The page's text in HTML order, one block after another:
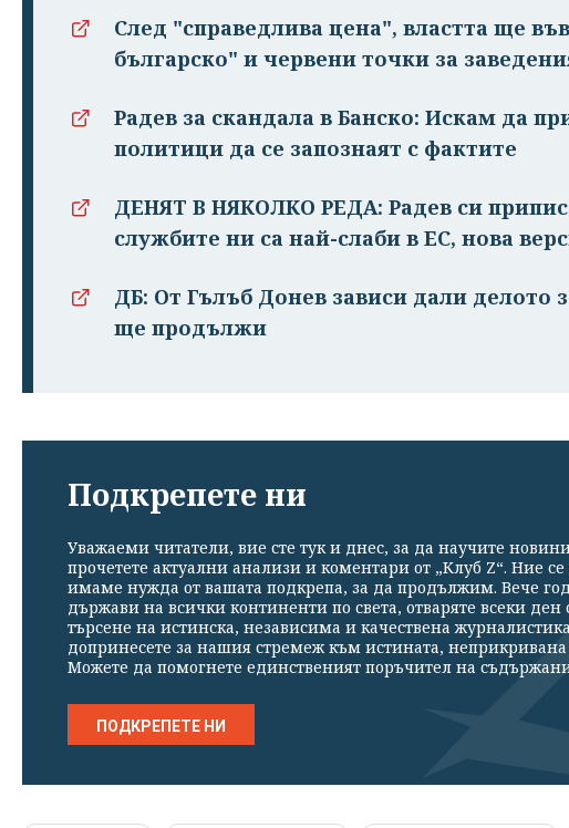
След "справедлива цена", властта ще
българско" и червени точки за
Радев за скандала в Банско: Искам да
политици да се запознаят с фактите
ДЕНЯТ В НЯКОЛКО РЕДА: Радев си
службите ни са най-слаби в ЕС, нова
ДБ: От Гълъб Донев зависи дали делото
ще продължи
Подкрепете ни
Уважаеми читатели, вие сте тук и днес, за да научите
прочетете актуални анализи и коментари от „Клуб Z“. Ние
имаме нужда от вашата подкрепа, за да продължим. Вече
държави на всички континенти по света, отваряте всеки
търсене на истинска, независима и качествена
допринесете за нашия стремеж към истината,
Можете да помогнете единственият поръчител на
ПОДКРЕПЕТЕ НИ